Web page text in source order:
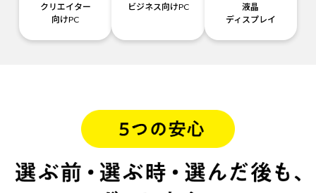
クリエイター
向けPC
ビジネス向けPC
液晶
ディスプレイ